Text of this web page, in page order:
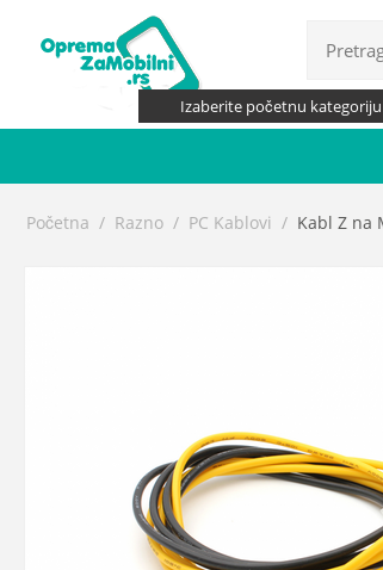
Izaberite početnu kategoriju
Početna / Razno / PC Kablovi / Kabl Z na